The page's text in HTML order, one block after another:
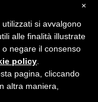
nostre specificità"
×
si avvalgono
alle finalità illustrate
negare il consenso
policy
pagina, cliccando
altra maniera,